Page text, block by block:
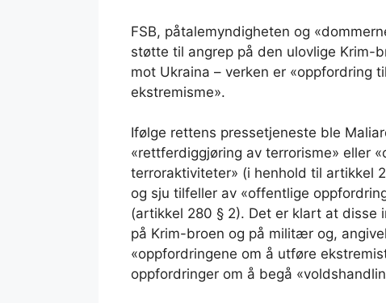
FSB, påtalemyndigheten og
støtte til angrep på den ulovlige Krim-
mot Ukraina – verken er «oppfordring
ekstremisme».
Ifølge rettens pressetjeneste ble
«rettferdiggjøring av terrorisme» eller
terroraktiviteter» (i henhold til artikkel
og sju tilfeller av «offentlige
(artikkel 280 § 2). Det er klart at disse
på Krim-broen og på militær og,
«oppfordringene om å utføre
oppfordringer om å begå